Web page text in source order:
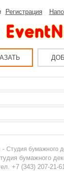
Регистрация
- Студия бумажного
бумажного
+7 (343) 207-21-